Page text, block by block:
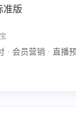
准版
· 会员营销 · 直播